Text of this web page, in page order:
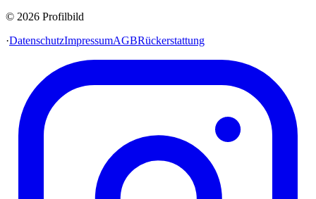
© 2026 Profilbild
·DatenschutzImpressumAGBRückerstattung